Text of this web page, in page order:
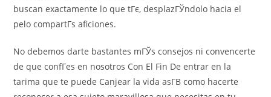
buscan exactamente lo que tГє, desplazГЎndolo hacia el
pelo compartГ­s aficiones.
No debemos darte bastantes mГЎs consejos ni convencerte
de que confГ­es en nosotros Con El Fin De entrar en la
tarima que te puede Canjear la vida asГ­В­ como hacerte